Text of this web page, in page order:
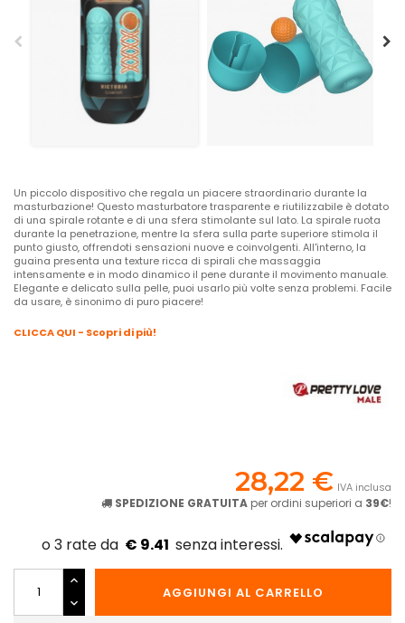
Un piccolo dispositivo che regala un piacere straordinario durante la
masturbazione! Questo masturbatore trasparente e riutilizzabile è dotato
di una spirale rotante e di una sfera stimolante sul lato. La spirale ruota
durante la penetrazione, mentre la sfera sulla parte superiore stimola il
punto giusto, offrendoti sensazioni nuove e coinvolgenti. All'interno, la
guaina presenta una texture ricca di spirali che massaggia
intensamente e in modo dinamico il pene durante il movimento manuale.
Elegante e delicato sulla pelle, puoi usarlo più volte senza problemi. Facile
da usare, è sinonimo di puro piacere!
CLICCA QUI - Scopri di più!
28,22 € IVA inclusa
SPEDIZIONE GRATUITA per ordini superiori a 39€!
€ 9.41
AGGIUNGI AL CARRELLO